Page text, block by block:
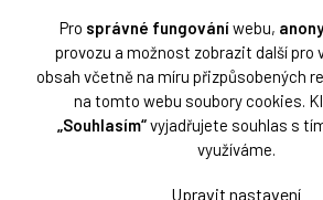
Pro správné fungováníwebu,
provozu a možnost zobrazit další pro
obsah včetně na míru přizpůsobených
na tomto webu soubory cookies.
„Souhlasím“vyjadřujete souhlas s
využíváme.
Platba: